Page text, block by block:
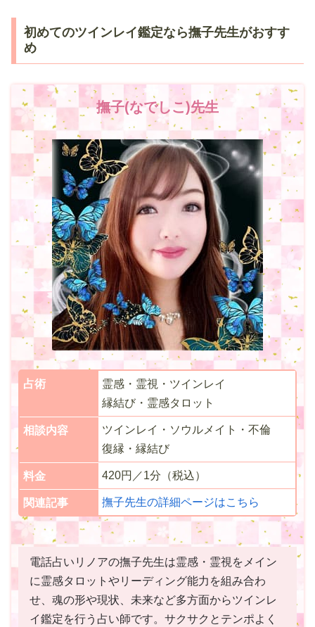
初めてのツインレイ鑑定なら撫子先生がおすす
め
撫子(なでしこ)先生
占術
霊感・霊視・ツインレイ
縁結び・霊感タロット
相談内容
ツインレイ・ソウルメイト・不倫
復縁・縁結び
料金 420円／1分（税込）
関連記事 撫子先生の詳細ページはこちら
電話占いリノアの撫子先生は霊感・霊視をメイン
に霊感タロットやリーディング能力を組み合わ
せ、魂の形や現状、未来など多方面からツインレ
イ鑑定を行う占い師です。サクサクとテンポよく